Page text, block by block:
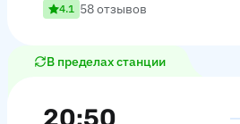
4.1 58 отзывов
В пределах станции